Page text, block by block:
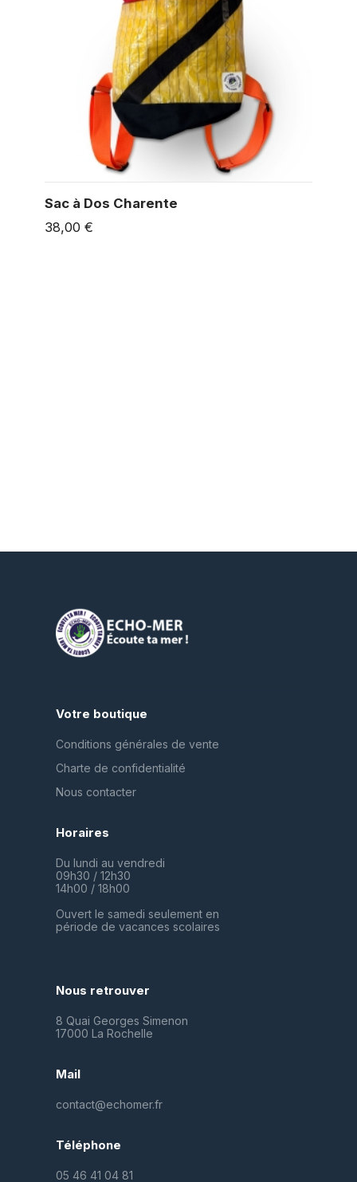
Sac à Dos Charente
38,00 €
Votre boutique
Conditions générales de vente
Charte de confidentialité
Nous contacter
Horaires
Du lundi au vendredi
09h30 / 12h30
14h00 / 18h00
Ouvert le samedi seulement en
période de vacances scolaires
Nous retrouver
8 Quai Georges Simenon
17000 La Rochelle
Mail
contact@echomer.fr
Téléphone
05 46 41 04 81